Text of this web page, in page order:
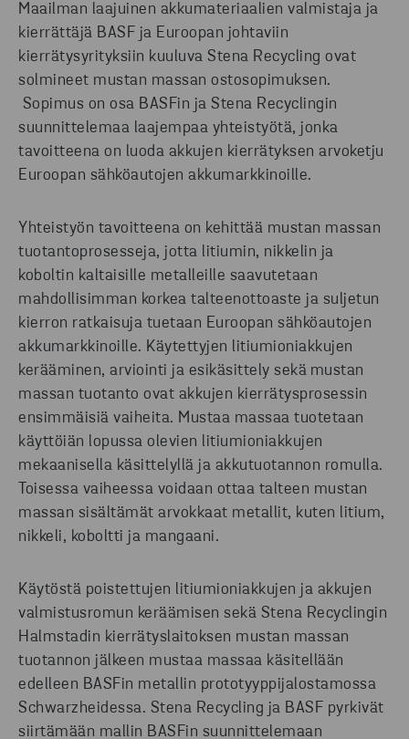
Maailman laajuinen akkumateriaalien valmistaja ja
kierrättäjä BASF ja Euroopan johtaviin
kierrätysyrityksiin kuuluva Stena Recycling ovat
solmineet mustan massan ostosopimuksen.
Sopimus on osa BASFin ja Stena Recyclingin
suunnittelemaa laajempaa yhteistyötä, jonka
tavoitteena on luoda akkujen kierrätyksen arvoketju
Euroopan sähköautojen akkumarkkinoille.
Yhteistyön tavoitteena on kehittää mustan massan
tuotantoprosesseja, jotta litiumin, nikkelin ja
koboltin kaltaisille metalleille saavutetaan
mahdollisimman korkea talteenottoaste ja suljetun
kierron ratkaisuja tuetaan Euroopan sähköautojen
akkumarkkinoille. Käytettyjen litiumioniakkujen
kerääminen, arviointi ja esikäsittely sekä mustan
massan tuotanto ovat akkujen kierrätysprosessin
ensimmäisiä vaiheita. Mustaa massaa tuotetaan
käyttöiän lopussa olevien litiumioniakkujen
mekaanisella käsittelyllä ja akkutuotannon romulla.
Toisessa vaiheessa voidaan ottaa talteen mustan
massan sisältämät arvokkaat metallit, kuten litium,
nikkeli, koboltti ja mangaani.
Käytöstä poistettujen litiumioniakkujen ja akkujen
valmistusromun keräämisen sekä Stena Recyclingin
Halmstadin kierrätyslaitoksen mustan massan
tuotannon jälkeen mustaa massaa käsitellään
edelleen BASFin metallin prototyyppijalostamossa
Schwarzheidessa. Stena Recycling ja BASF pyrkivät
siirtämään mallin BASFin suunnittelemaan